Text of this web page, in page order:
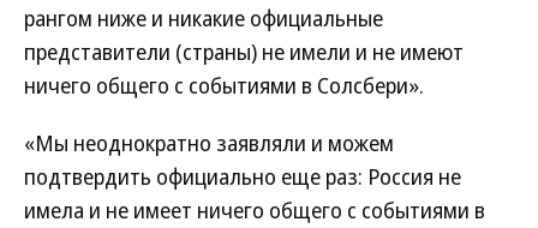
рангом ниже и никакие официальные
представители (страны) не имели и не имеют
ничего общего с событиями в Солсбери».
«Мы неоднократно заявляли и можем
подтвердить официально еще раз: Россия не
имела и не имеет ничего общего с событиями в